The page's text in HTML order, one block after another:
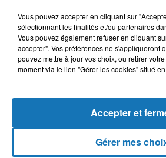
Bélier Taureau
Vous pouvez accepter en cliquant sur
sélectionnant les finalités et/ou partenaires
Vous pouvez également refuser en cliquant
accepter". Vos préférences ne s'appliqueront
pouvez mettre à jour vos choix, ou retirer
moment via le lien "Gérer les cookies" situé
Gérer mes
Accepter et